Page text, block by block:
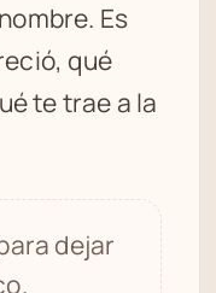
Es
qué
te trae a la
dejar